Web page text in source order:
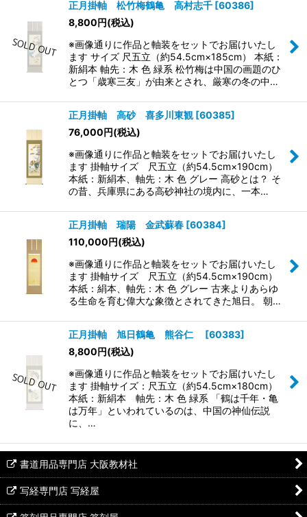
正月掛軸 松竹梅鶴亀 高村志千 [60386]
8,800円(税込)
※画像通りに作品と軸装をセットでお届けいたし
ます サイズ 尺五立（約54.5cm×185cm） 本紙：
新絹本 軸先：木 色 緑系 松竹梅は中国の画題のひ
とつ「歳寒三友」が由来とされ、厳寒の冬の中…
正月掛軸 高砂 喜多川東観 [60385]
76,000円(税込)
※画像通りに作品と軸装をセットでお届けいたし
ます 掛軸サイズ 尺五立（約54.5cm×190cm）
本紙：新絹本、軸先：木 色 グレー 高砂とは？ そ
の昔、兵庫県にある高砂神社の境内に、一本…
正月掛軸 瑞陽 金武蘇春 [60384]
110,000円(税込)
※画像通りに作品と軸装をセットでお届けいたし
ます 掛軸サイズ 尺五立（約54.5cm×190cm）
本紙：絹本、軸先：木 色 グレー 古来よりあらゆ
る生命を育む偉大な象徴とされてきた旭日。 朝…
正月掛軸 旭日鶴亀 熊谷仁 [60383]
8,800円(税込)
※画像通りに作品と軸装をセットでお届けいたし
ます 掛軸サイズ：尺五立（約54.5cm×180cm）
本紙：新絹本 軸先：木 色 緑系 「鶴は千年・亀
は万年」といわれているのは、中国の神仙伝説
に、…
書道用品専門店 大阪教材社
写経専門店 写経屋